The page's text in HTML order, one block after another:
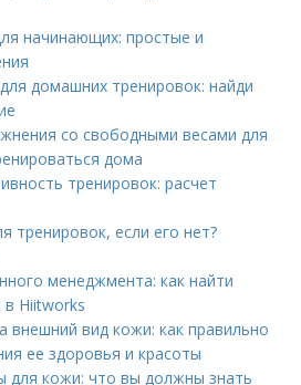
начинающих: простые и
домашних тренировок: найди
со свободными весами для
дома
тренировок: расчет
тренировок, если его нет?
менеджмента: как найти
в Hiitworks
внешний вид кожи: как правильно
ее здоровья и красоты
для кожи: что вы должны знать